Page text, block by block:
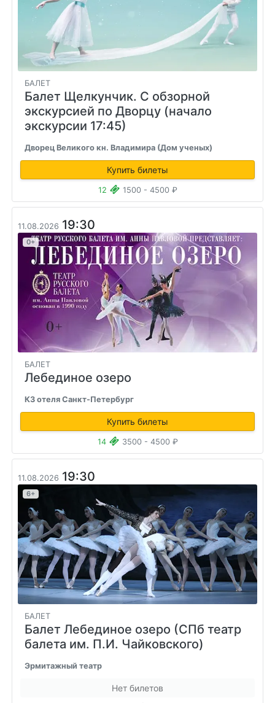
БАЛЕТ
Балет Щелкунчик. С обзорной
экскурсией по Дворцу (начало
экскурсии 17:45)
Дворец Великого кн. Владимира (Дом ученых)
Купить билеты
12 1500 - 4500 ₽
11.08.2026 19:30
0+
БАЛЕТ
Лебединое озеро
КЗ отеля Санкт-Петербург
Купить билеты
14 3500 - 4500 ₽
11.08.2026 19:30
6+
БАЛЕТ
Балет Лебединое озеро (СПб театр
балета им. П.И. Чайковского)
Эрмитажный театр
Нет билетов